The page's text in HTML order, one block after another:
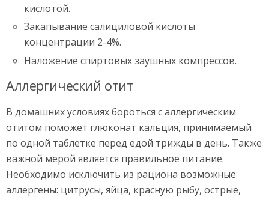
кислотой.
Закапывание салициловой кислоты
концентрации 2-4%.
Наложение спиртовых заушных компрессов.
Аллергический отит
В домашних условиях бороться с аллергическим
отитом поможет глюконат кальция, принимаемый
по одной таблетке перед едой трижды в день. Также
важной мерой является правильное питание.
Необходимо исключить из рациона возможные
аллергены: цитрусы, яйца, красную рыбу, острые,